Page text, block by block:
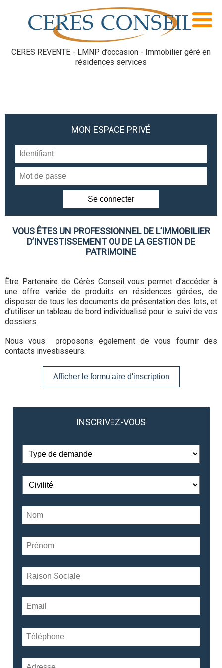
CERES REVENTE - LMNP d’occasion - Immobilier géré en
résidences services
MON ESPACE PRIVÉ
VOUS ÊTES UN PROFESSIONNEL DE L’IMMOBILIER
D’INVESTISSEMENT OU DE LA GESTION DE
PATRIMOINE
Être Partenaire de Cérès Conseil vous permet d’accéder à
une offre variée de produits en résidences gérées, de
disposer de tous les documents de présentation des lots, et
d’utiliser un tableau de bord individualisé pour le suivi de vos
dossiers.
Nous vous proposons également de vous fournir des
contacts investisseurs.
Afficher le formulaire d'inscription
INSCRIVEZ-VOUS